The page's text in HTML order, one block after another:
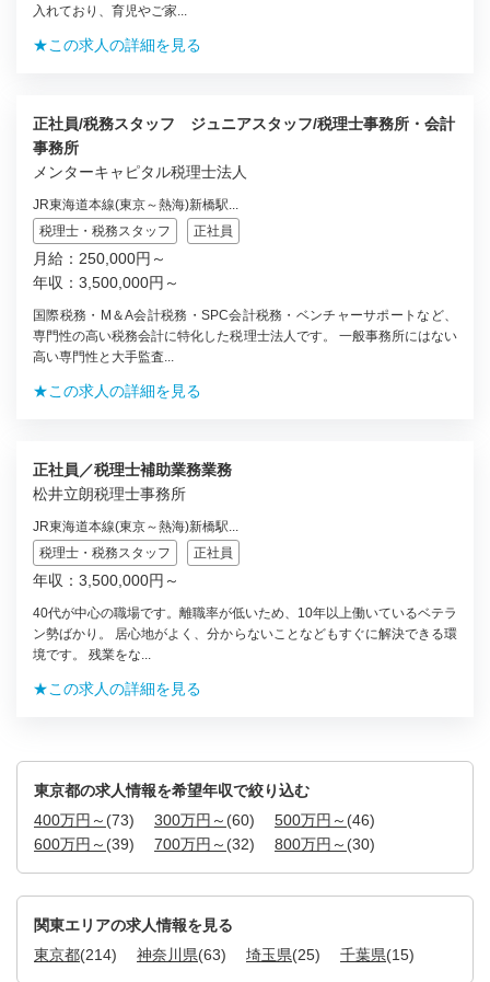
入れており、育児やご家...
★この求人の詳細を見る
正社員/税務スタッフ ジュニアスタッフ/税理士事務所・会計
事務所
メンターキャピタル税理士法人
JR東海道本線(東京～熱海)新橋駅...
税理士・税務スタッフ
正社員
月給：250,000円～
年収：3,500,000円～
国際税務・M＆A会計税務・SPC会計税務・ベンチャーサポートなど、
専門性の高い税務会計に特化した税理士法人です。 一般事務所にはない
高い専門性と大手監査...
★この求人の詳細を見る
正社員／税理士補助業務業務
松井立朗税理士事務所
JR東海道本線(東京～熱海)新橋駅...
税理士・税務スタッフ
正社員
年収：3,500,000円～
40代が中心の職場です。離職率が低いため、10年以上働いているベテラ
ン勢ばかり。 居心地がよく、分からないことなどもすぐに解決できる環
境です。 残業をな...
★この求人の詳細を見る
東京都の求人情報を希望年収で絞り込む
400万円～ (73) 300万円～ (60) 500万円～ (46)
600万円～ (39) 700万円～ (32) 800万円～ (30)
関東エリアの求人情報を見る
東京都(214) 神奈川県(63) 埼玉県(25) 千葉県(15)